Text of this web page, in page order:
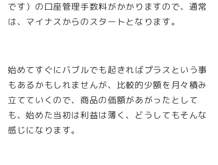
です）の口座管理手数料がかかりますので、通常
は、マイナスからのスタートとなります。
始めてすぐにバブルでも起きればプラスという事
もあるかもしれませんが、比較的少額を月々積み
立てていくので、商品の価額があがったとして
も、始めた当初は利益は薄く、どうしてもそんな
感じになります。